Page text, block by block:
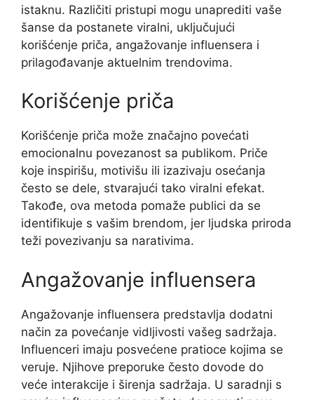
istaknu. Različiti pristupi mogu unaprediti vaše
šanse da postanete viralni, uključujući
korišćenje priča, angažovanje influensera i
prilagođavanje aktuelnim trendovima.
Korišćenje priča
Korišćenje priča može značajno povećati
emocionalnu povezanost sa publikom. Priče
koje inspirišu, motivišu ili izazivaju osećanja
često se dele, stvarajući tako viralni efekat.
Takođe, ova metoda pomaže publici da se
identifikuje s vašim brendom, jer ljudska priroda
teži povezivanju sa narativima.
Angažovanje influensera
Angažovanje influensera predstavlja dodatni
način za povećanje vidljivosti vašeg sadržaja.
Influenceri imaju posvećene pratioce kojima se
veruje. Njihove preporuke često dovode do
veće interakcije i širenja sadržaja. U saradnji s